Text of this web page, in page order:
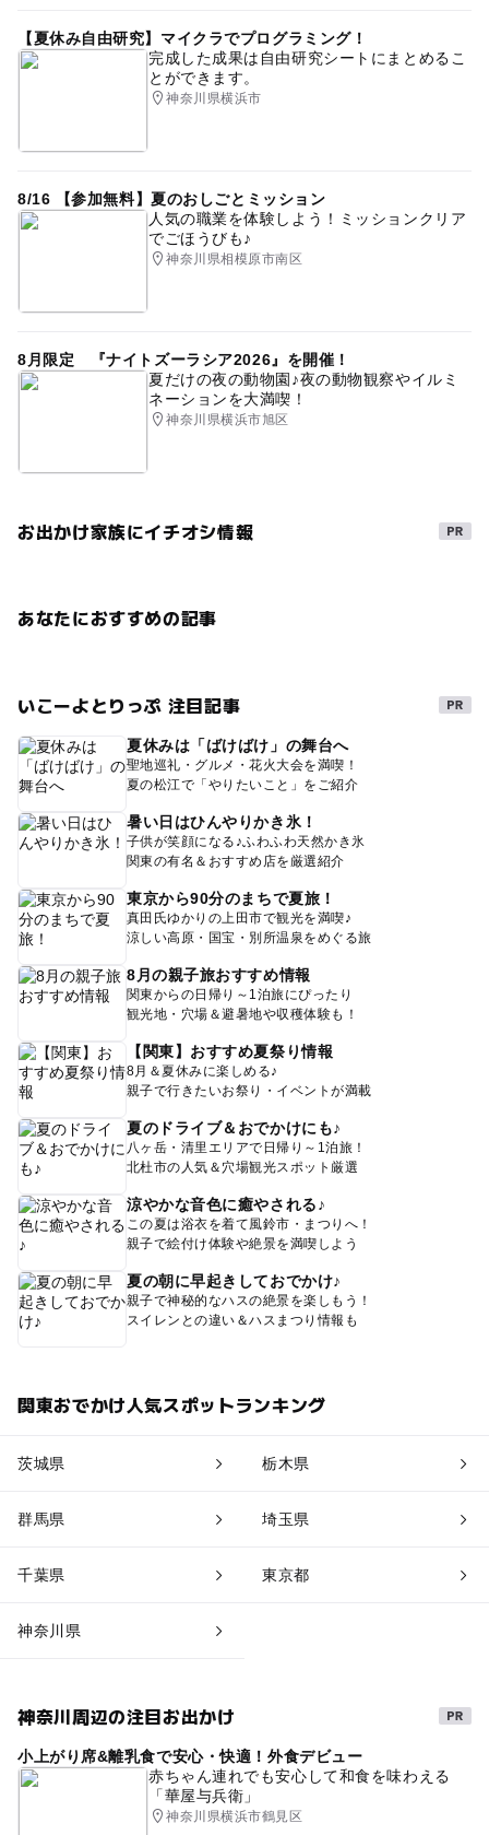
【夏休み自由研究】マイクラでプログラミング！
完成した成果は自由研究シートにまとめるこ
とができます。
神奈川県横浜市
8/16 【参加無料】夏のおしごとミッション
人気の職業を体験しよう！ミッションクリア
でごほうびも♪
神奈川県相模原市南区
8月限定 『ナイトズーラシア2026』を開催！
夏だけの夜の動物園♪夜の動物観察やイルミ
ネーションを大満喫！
神奈川県横浜市旭区
お出かけ家族にイチオシ情報
あなたにおすすめの記事
いこーよとりっぷ 注目記事
夏休みは「ばけばけ」の舞台へ
聖地巡礼・グルメ・花火大会を満喫！
夏の松江で「やりたいこと」をご紹介
暑い日はひんやりかき氷！
子供が笑顔になる♪ふわふわ天然かき氷
関東の有名＆おすすめ店を厳選紹介
東京から90分のまちで夏旅！
真田氏ゆかりの上田市で観光を満喫♪
涼しい高原・国宝・別所温泉をめぐる旅
8月の親子旅おすすめ情報
関東からの日帰り～1泊旅にぴったり
観光地・穴場＆避暑地や収穫体験も！
【関東】おすすめ夏祭り情報
8月＆夏休みに楽しめる♪
親子で行きたいお祭り・イベントが満載
夏のドライブ＆おでかけにも♪
八ヶ岳・清里エリアで日帰り～1泊旅！
北杜市の人気＆穴場観光スポット厳選
涼やかな音色に癒やされる♪
この夏は浴衣を着て風鈴市・まつりへ！
親子で絵付け体験や絶景を満喫しよう
夏の朝に早起きしておでかけ♪
親子で神秘的なハスの絶景を楽しもう！
スイレンとの違い＆ハスまつり情報も
関東おでかけ人気スポットランキング
茨城県 栃木県
群馬県 埼玉県
千葉県 東京都
神奈川県
神奈川周辺の注目お出かけ
小上がり席&離乳食で安心・快適！外食デビュー
赤ちゃん連れでも安心して和食を味わえる
「華屋与兵衛」
神奈川県横浜市鶴見区